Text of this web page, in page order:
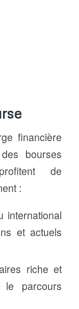
financière
bourses
profitent de
:
international
et actuels
riche et
le parcours